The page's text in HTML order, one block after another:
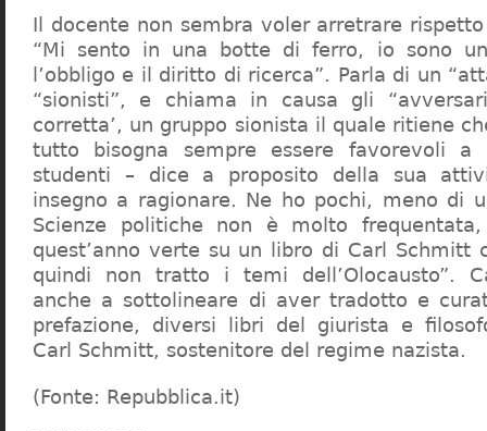
Il docente non sembra voler arretrare
“Mi sento in una botte di ferro, io sono
l’obbligo e il diritto di ricerca”. Parla di un
“sionisti”, e chiama in causa gli
corretta’, un gruppo sionista il quale ritiene
tutto bisogna sempre essere favorevoli a
studenti – dice a proposito della sua
insegno a ragionare. Ne ho pochi, meno di
Scienze politiche non è molto
quest’anno verte su un libro di Carl Schmitt
quindi non tratto i temi dell’Olocausto”.
anche a sottolineare di aver tradotto e
prefazione, diversi libri del giurista e
Carl Schmitt, sostenitore del regime nazista.
(Fonte: Repubblica.it)